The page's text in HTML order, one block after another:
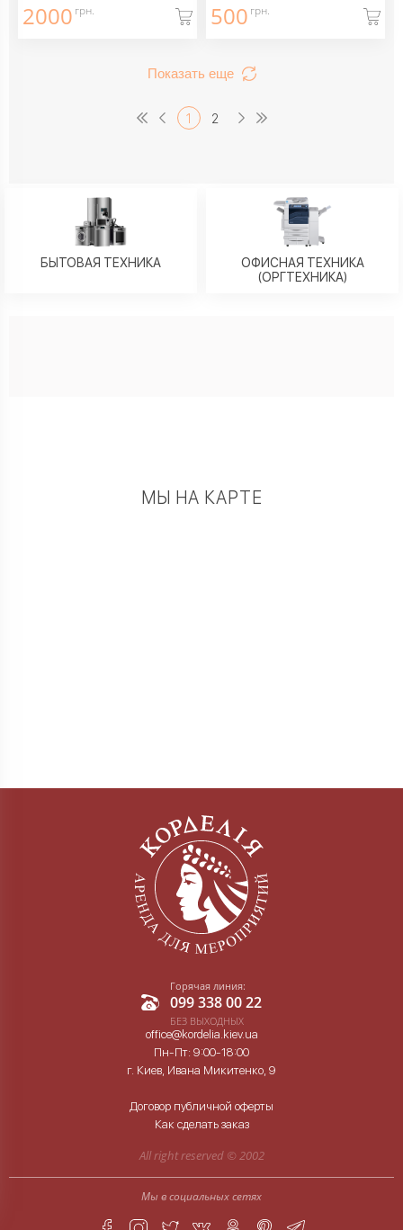
2000 грн. 500 грн.
Показать еще
1 2
БЫТОВАЯ ТЕХНИКА
ОФИСНАЯ ТЕХНИКА
(ОРГТЕХНИКА)
МЫ НА КАРТЕ
Горячая линия:
099 338 00 22
БЕЗ ВЫХОДНЫХ
office@kordelia.kiev.ua
Пн-Пт: 9:00-18:00
г. Киев, Ивана Микитенко, 9
Договор публичной оферты
Как сделать заказ
All right reserved ©2002
Мы в социальных сетях